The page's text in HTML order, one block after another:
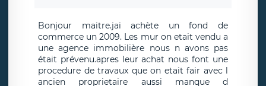
Bonjour maitre.jai achète un fond de
commerce un 2009. Les mur on etait vendu a
une agence immobilière nous n avons pas
était prévenu.apres leur achat nous font une
procedure de travaux que on etait fair avec l
ancien proprietaire aussi manque d